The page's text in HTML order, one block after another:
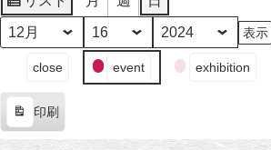
表
示
月
日
年
ン
の
close event exhibition
印刷
示